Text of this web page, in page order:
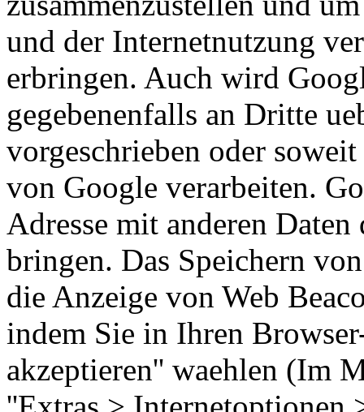
und der Internetnutzung
erbringen. Auch wird
gegebenenfalls an Dritte
vorgeschrieben oder
von Google verarbeiten.
Adresse mit anderen
bringen. Das Speichern
die Anzeige von Web
indem Sie in Ihren
akzeptieren'' waehlen (Im